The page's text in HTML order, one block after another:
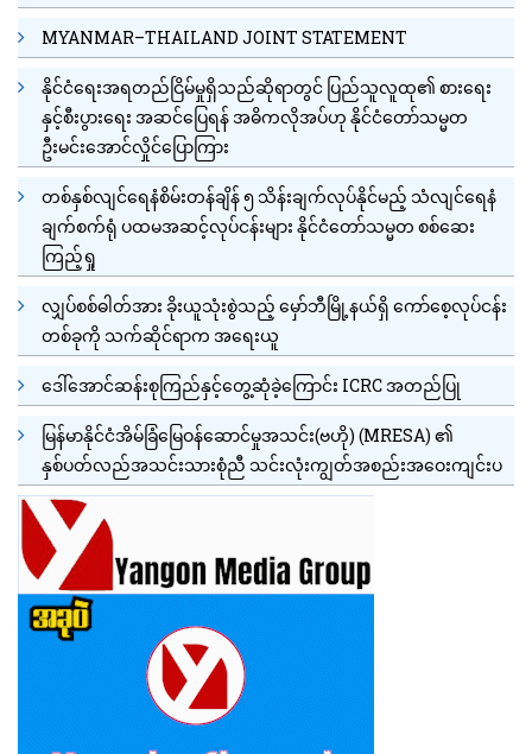
MYANMAR–THAILAND JOINT STATEMENT
နိုင်ငံရေးအရတည်ငြိမ်မှုရှိသည်ဆိုရာတွင် ပြည်သူလူထု၏ စားရေး
နှင့်စီးပွားရေး အဆင်ပြေရန် အဓိကလိုအပ်ဟု နိုင်ငံတော်သမ္မတ
ဦးမင်းအောင်လှိုင်ပြောကြား
တစ်နှစ်လျင်ရေနံစိမ်းတန်ချိန် ၅ သိန်းချက်လုပ်နိုင်မည့် သံလျင်ရေနံ
ချက်စက်ရုံ ပထမအဆင့်လုပ်ငန်းများ နိုင်ငံတော်သမ္မတ စစ်ဆေး
ကြည့်ရှု
လျှပ်စစ်ဓါတ်အား ခိုးယူသုံးစွဲသည့် မှော်ဘီမြို့နယ်ရှိ ကော်စေ့လုပ်ငန်း
တစ်ခုကို သက်ဆိုင်ရာက အရေးယူ
ဒေါ်အောင်ဆန်းစုကြည်နှင့်တွေ့ဆုံခဲ့ကြောင်း ICRC အတည်ပြု
မြန်မာနိုင်ငံအိမ်ခြံမြေဝန်ဆောင်မှုအသင်း(ဗဟို) (MRESA) ၏
နှစ်ပတ်လည်အသင်းသားစုံညီ သင်းလုံးကျွတ်အစည်းအဝေးကျင်းပ